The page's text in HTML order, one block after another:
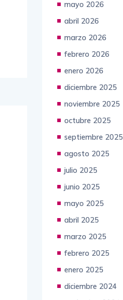
mayo 2026
abril 2026
marzo 2026
febrero 2026
enero 2026
diciembre 2025
noviembre 2025
octubre 2025
septiembre 2025
agosto 2025
julio 2025
junio 2025
mayo 2025
abril 2025
marzo 2025
febrero 2025
enero 2025
diciembre 2024